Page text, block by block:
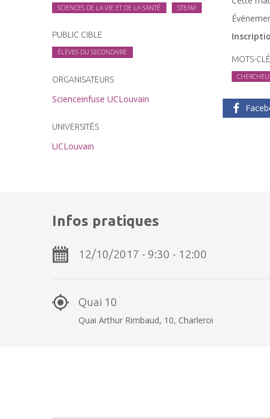
SCIENCES DE LA VIE ET DE LA SANTÉ
STEAM
PUBLIC CIBLE
ÉLÈVES DU SECONDAIRE
ORGANISATEURS
Scienceinfuse UCLouvain
UNIVERSITÉS
UCLouvain
MOTS-
Infos pratiques
12/10/2017 - 9:30 - 12:00
Quai 10
Quai Arthur Rimbaud, 10, Charleroi